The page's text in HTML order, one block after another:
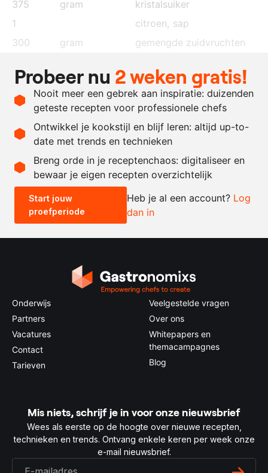
375 gram
kristalsuiker
1
citroen, sap
300
gram
gemengde zuidvruchten
85
gram
maïzena
500
ml.
water
Recept omrekenen
- +
0.5x 1x 2x
Probeer nu 2 weken gratis!
Nooit meer een gebrek aan inspiratie: duizenden
geteste recepten voor professionele chefs
Ontwikkel je kookstijl en blijf leren: altijd up-to-
date met trends en technieken
Breng orde in je receptenchaos: digitaliseer en
bewaar je eigen recepten overzichtelijk
Start jouw
proefperiode
Heb je al een account? Log
dan in
Onderwijs
Partners
Vacatures
Contact
Tarieven
Veelgestelde vragen
Over ons
Whitepapers en
themacampagnes
Blog
Mis niets, schrijf je in voor onze nieuwsbrief
Wees als eerste op de hoogte over nieuwe recepten,
technieken en trends. Ontvang enkele keren per week onze
e-mail nieuwsbrief.